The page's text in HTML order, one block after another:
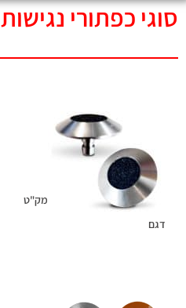
סוגי כפתורי נגישות
מק"ט
דגם